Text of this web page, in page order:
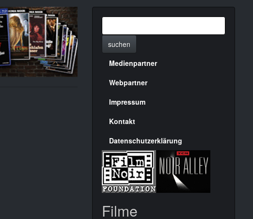
suchen
Menülinks
rechte
Seite
Medienpartner
Webpartner
Impressum
Kontakt
Datenschutzerklärung
Filme